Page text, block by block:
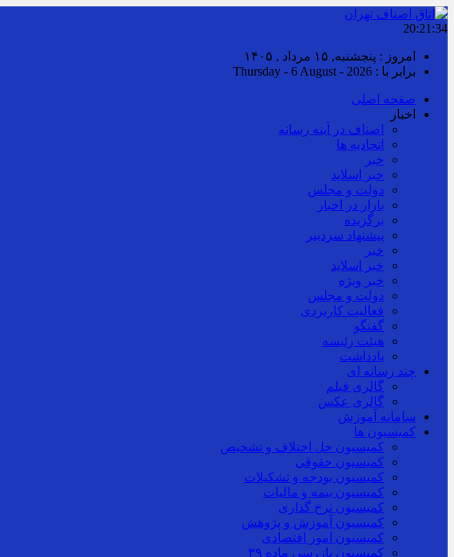
20:21:35
امروز : پنجشنبه, ۱۵ مرداد , ۱۴۰۵
برابر با : Thursday - 6 August - 2026
صفحه اصلی
اخبار
اصناف در آینه رسانه
اتحادیه ها
خبر
خبر اسلايد
دولت و مجلس
بازار در اخبار
برگزیده
پیشنهاد سردبیر
خبر
خبر اسلايد
خبر ویژه
دولت و مجلس
فعالیت کاربردی
گفتگو
هیئت رئیسه
یادداشت
چند رسانه ای
گالری فیلم
گالری عکس
سامانه آموزش
کمیسیون ها
کمیسیون حل اختلاف و تشخیص
کمیسیون حقوقی
کمیسیون بودجه و تشکیلات
کمیسیون بیمه و مالیات
کمیسیون نرخ گذاری
کمیسیون آموزش و پژوهش
کمیسیون امور اقتصادی
کمیسیون بازرسی ماده ۳۹